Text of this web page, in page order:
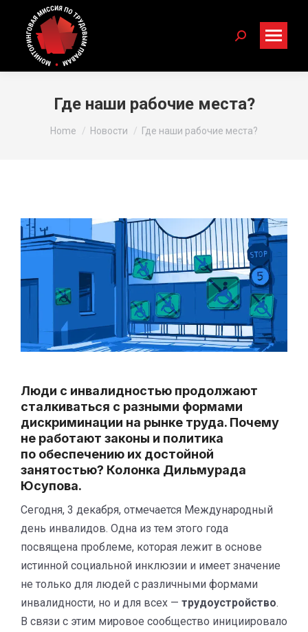
Search:
Где наши рабочие места?
You are here:
Home Новости Где наши рабочие места?
Люди с инвалидностью продолжают
сталкиваться с разными формами
дискриминации на рынке труда. Почему
не работают законы и политика
по обеспечению их достойной
занятостью? Колонка Дильмурада
Юсупова.
Сегодня, 3 декабря, отмечается Международный
день инвалидов. Одна из тем этого года
посвящена проблеме, которая лежит в основе
истинной социальной инклюзии и имеет значение
не только для людей с различными формами
инвалидности, но и для всех — трудоустройство.
В связи с этим мировое сообщество инициировало